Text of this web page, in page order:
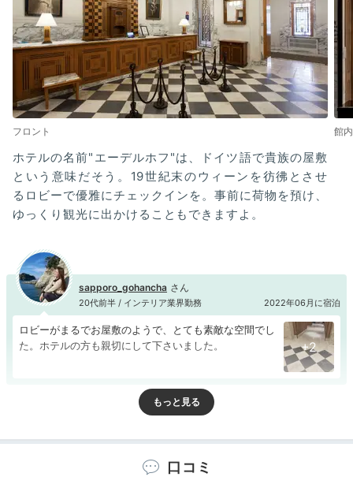
フロント 館内
ホテルの名前"エーデルホフ"は、ドイツ語で貴族の屋敷
という意味だそう。19世紀末のウィーンを彷彿とさせ
るロビーで優雅にチェックインを。事前に荷物を預け、
ゆっくり観光に出かけることもできますよ。
sapporo_gohancha
20代前半 / インテリア業界勤務 2022年06月に宿泊
ロビーがまるでお屋敷のようで、とても素敵な空間でし
た。ホテルの方も親切にして下さいました。
+2
Room
口コミ